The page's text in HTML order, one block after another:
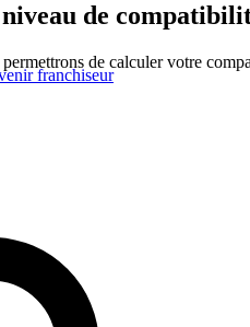
franchiseur
de
de calculer votre